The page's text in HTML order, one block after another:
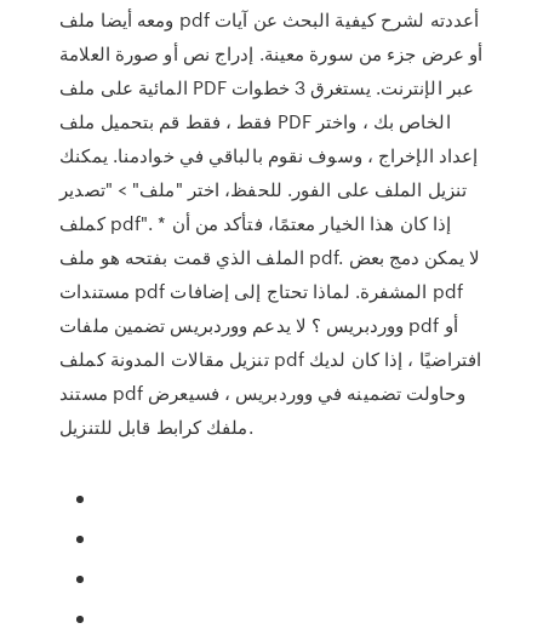
ومعه أيضا ملف pdf أعددته لشرح كيفية البحث عن آيات
أو عرض جزء من سورة معينة. إدراج نص أو صورة العلامة
المائية على ملف PDF عبر الإنترنت. يستغرق 3 خطوات
فقط ، فقط قم بتحميل ملف PDF الخاص بك ، واختر
إعداد الإخراج ، وسوف نقوم بالباقي في خوادمنا. يمكنك
تنزيل الملف على الفور. للحفظ، اختر "ملف" > "تصدير
كملف pdf". * إذا كان هذا الخيار معتمًا، فتأكد من أن
الملف الذي قمت بفتحه هو ملف pdf. لا يمكن دمج بعض
مستندات pdf المشفرة. لماذا تحتاج إلى إضافات pdf
ووردبريس ؟ لا يدعم ووردبريس تضمين ملفات pdf أو
تنزيل مقالات المدونة كملف pdf افتراضيًا ، إذا كان لديك
مستند pdf وحاولت تضمينه في ووردبريس ، فسيعرض
ملفك كرابط قابل للتنزيل.